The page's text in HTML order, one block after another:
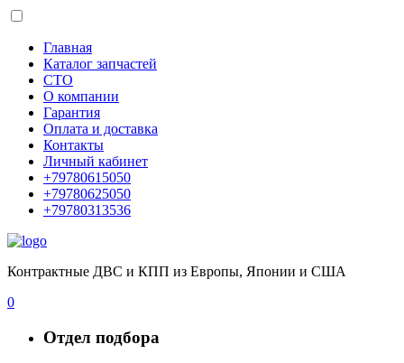
Главная
Каталог запчастей
СТО
О компании
Гарантия
Оплата и доставка
Контакты
Личный кабинет
+79780615050
+79780625050
+79780313536
Контрактные ДВС и КПП из Европы, Японии и США
0
Отдел подбора